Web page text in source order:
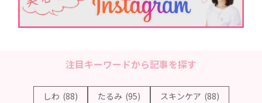
注目キーワードから記事を探す
しわ (88) たるみ (95) スキンケア (88)